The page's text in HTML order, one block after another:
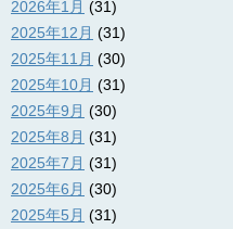
2026年1月 (31)
2025年12月 (31)
2025年11月 (30)
2025年10月 (31)
2025年9月 (30)
2025年8月 (31)
2025年7月 (31)
2025年6月 (30)
2025年5月 (31)